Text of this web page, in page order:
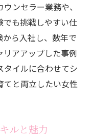
ための工夫
仕事ガイド
事スタート手順
認すべき点
流れを紹介
質問と回答
ンセラー業務や、
でも挑戦しやすい仕
ら入社し、数年で
アアップした事例
タイルに合わせてシ
てと両立したい女性
ルと魅力